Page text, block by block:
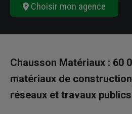
Choisir mon agence
Chausson Matériaux : 60
matériaux de
réseaux et travaux publics